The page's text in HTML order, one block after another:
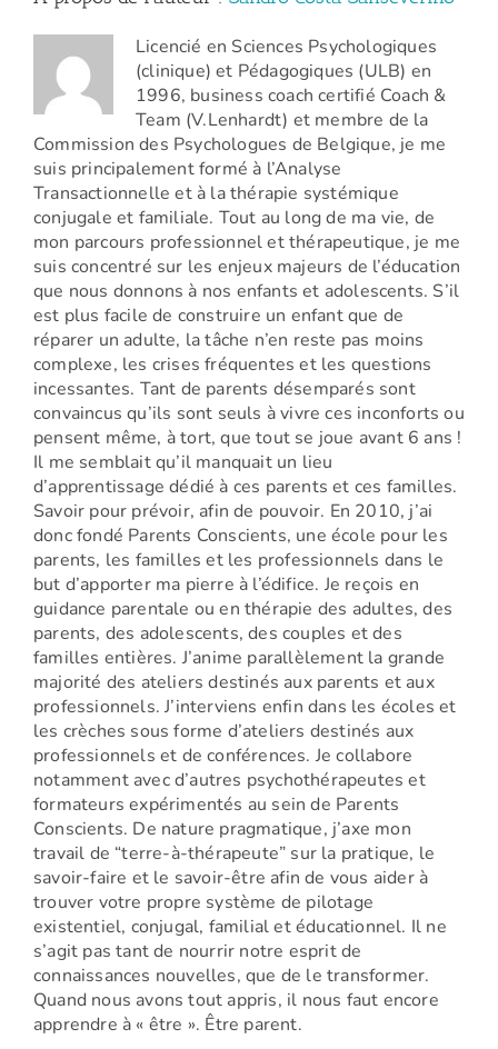
Licencié en Sciences Psychologiques
(clinique) et Pédagogiques (ULB) en
1996, business coach certifié Coach &
Team (V.Lenhardt) et membre de la
Commission des Psychologues de Belgique, je me
suis principalement formé à l’Analyse
Transactionnelle et à la thérapie systémique
conjugale et familiale. Tout au long de ma vie, de
mon parcours professionnel et thérapeutique, je me
suis concentré sur les enjeux majeurs de l’éducation
que nous donnons à nos enfants et adolescents. S’il
est plus facile de construire un enfant que de
réparer un adulte, la tâche n’en reste pas moins
complexe, les crises fréquentes et les questions
incessantes. Tant de parents désemparés sont
convaincus qu’ils sont seuls à vivre ces inconforts ou
pensent même, à tort, que tout se joue avant 6 ans !
Il me semblait qu’il manquait un lieu
d’apprentissage dédié à ces parents et ces familles.
Savoir pour prévoir, afin de pouvoir. En 2010, j’ai
donc fondé Parents Conscients, une école pour les
parents, les familles et les professionnels dans le
but d’apporter ma pierre à l’édifice. Je reçois en
guidance parentale ou en thérapie des adultes, des
parents, des adolescents, des couples et des
familles entières. J’anime parallèlement la grande
majorité des ateliers destinés aux parents et aux
professionnels. J’interviens enfin dans les écoles et
les crèches sous forme d’ateliers destinés aux
professionnels et de conférences. Je collabore
notamment avec d’autres psychothérapeutes et
formateurs expérimentés au sein de Parents
Conscients. De nature pragmatique, j’axe mon
travail de “terre-à-thérapeute” sur la pratique, le
savoir-faire et le savoir-être afin de vous aider à
trouver votre propre système de pilotage
existentiel, conjugal, familial et éducationnel. Il ne
s’agit pas tant de nourrir notre esprit de
connaissances nouvelles, que de le transformer.
Quand nous avons tout appris, il nous faut encore
apprendre à « être ». Être parent.